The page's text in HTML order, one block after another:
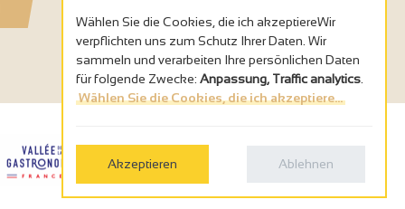
Wählen Sie die Cookies, die ich akzeptiereWir
verpflichten uns zum Schutz Ihrer Daten. Wir
sammeln und verarbeiten Ihre persönlichen Daten
für folgende Zwecke: Anpassung, Traffic analytics
Wählen Sie die Cookies, die ich akzeptiere...
Akzeptieren Ablehnen